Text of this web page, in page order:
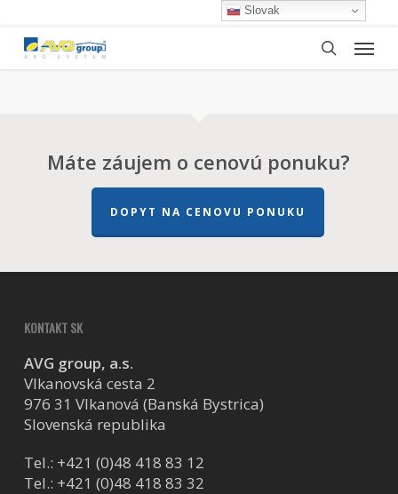
main
content
search
Menu
Máte záujem o cenovú ponuku?
DOPYT NA CENOVU PONUKU
KONTAKT SK
AVG group, a.s.
Vlkanovská cesta 2
976 31 Vlkanová (Banská Bystrica)
Slovenská republika
Tel.: +421 (0)48 418 83 12
Tel.: +421 (0)48 418 83 32
Slovak